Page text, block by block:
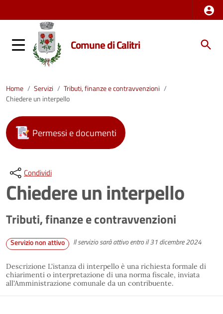
Comune di Calitri
Home / Servizi / Tributi, finanze e contravvenzioni /
Chiedere un interpello
Permessi e documenti
Condividi
Chiedere un interpello
Tributi, finanze e contravvenzioni
Servizio non attivo Il servizio sarà attivo entro il 31 dicembre 2024
Descrizione L'istanza di interpello è una richiesta formale di
chiarimenti o interpretazione di una norma fiscale, inviata
all'Amministrazione comunale da un contribuente.